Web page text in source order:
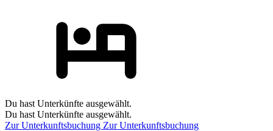
Du hast Unterkünfte ausgewählt.
Du hast Unterkünfte ausgewählt.
Zur Unterkunftsbuchung Zur Unterkunftsbuchung